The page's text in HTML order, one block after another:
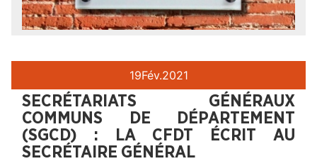
19Fév.2021
SECRÉTARIATS GÉNÉRAUX
COMMUNS DE DÉPARTEMENT
(SGCD) : LA CFDT ÉCRIT AU
SECRÉTAIRE GÉNÉRAL